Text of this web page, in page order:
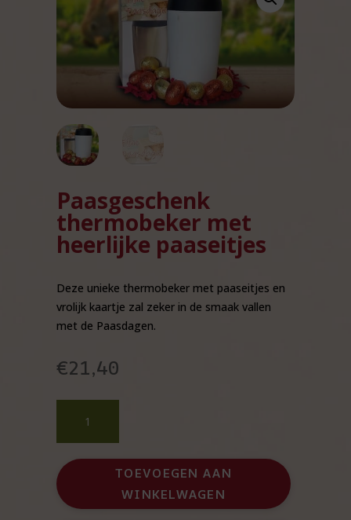
Paasgeschenk
thermobeker met
heerlijke paaseitjes
Deze unieke thermobeker met paaseitjes en
vrolijk kaartje zal zeker in de smaak vallen
met de Paasdagen.
€21,40
thermobeker
met
heerlijke
paaseitjes
aantal
TOEVOEGEN AAN
WINKELWAGEN